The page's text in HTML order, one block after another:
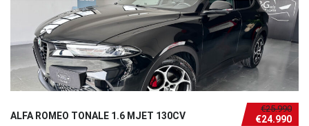
€25.990
€24.990
ALFA ROMEO TONALE 1.6 MJET 130CV